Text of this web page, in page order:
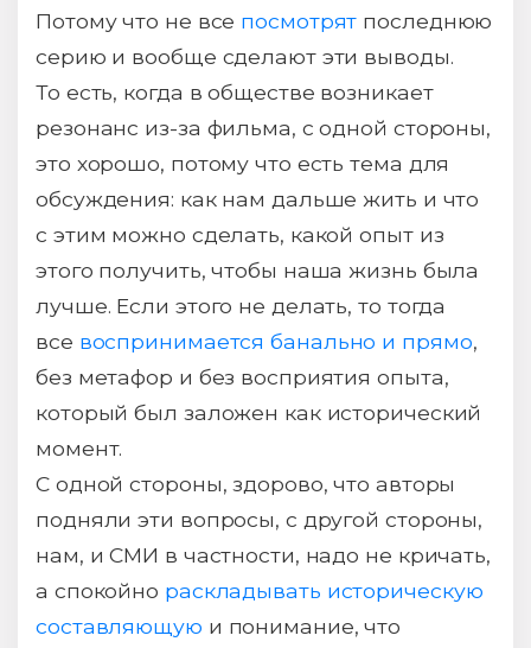
Потому что не все посмотрят последнюю
серию и вообще сделают эти выводы.
То есть, когда в обществе возникает
резонанс из-за фильма, с одной стороны,
это хорошо, потому что есть тема для
обсуждения: как нам дальше жить и что
с этим можно сделать, какой опыт из
этого получить, чтобы наша жизнь была
лучше. Если этого не делать, то тогда
все воспринимается банально и прямо,
без метафор и без восприятия опыта,
который был заложен как исторический
момент.
С одной стороны, здорово, что авторы
подняли эти вопросы, с другой стороны,
нам, и СМИ в частности, надо не кричать,
а спокойно раскладывать историческую
составляющую и понимание, что